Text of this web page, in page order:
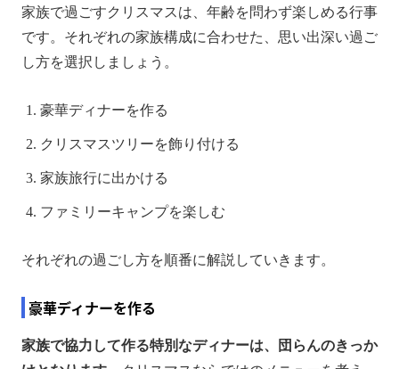
家族で過ごすクリスマスは、年齢を問わず楽しめる行事
です。それぞれの家族構成に合わせた、思い出深い過ご
し方を選択しましょう。
豪華ディナーを作る
クリスマスツリーを飾り付ける
家族旅行に出かける
ファミリーキャンプを楽しむ
それぞれの過ごし方を順番に解説していきます。
豪華ディナーを作る
家族で協力して作る特別なディナーは、団らんのきっか